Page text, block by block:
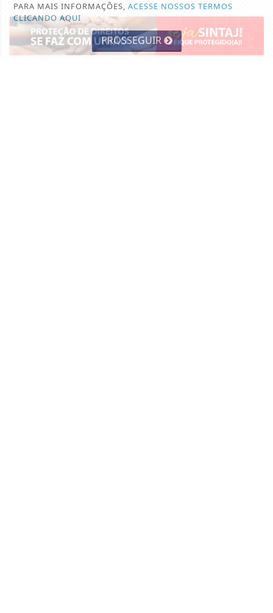
PARA MAIS INFORMAÇÕES,ACESSE NOSSOS TERMOS
CLICANDO AQUI
PROSSEGUIR